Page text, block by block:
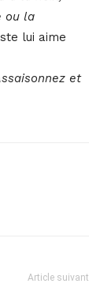
ou la
lui aime
et
Article suivant